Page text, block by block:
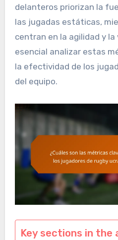
delanteros priorizan la
las jugadas estáticas,
centran en la agilidad y la
esencial analizar estas
la efectividad de los
del equipo.
Key sections in the